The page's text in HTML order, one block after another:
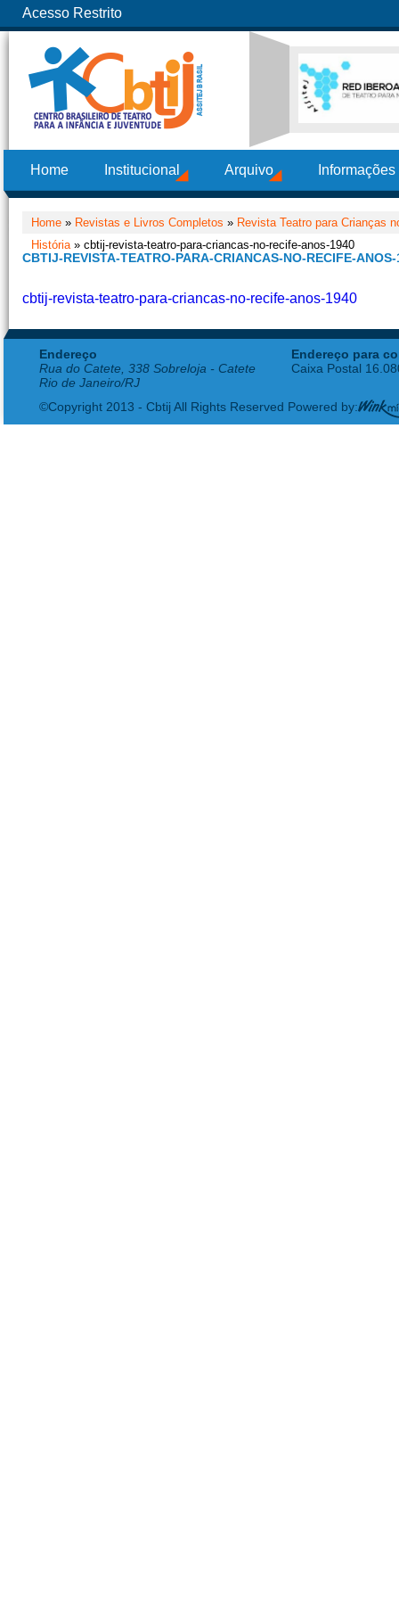
Acesso Restrito
Home Institucional Arquivo
Home » Revistas e Livros Completos » Revista Teatro para Crianças
História» cbtij-revista-teatro-para-criancas-no-recife-anos-1940
CBTIJ-REVISTA-TEATRO-PARA-CRIANCAS-NO-RECIFE-
cbtij-revista-teatro-para-criancas-no-recife-anos-1940
Endereço
Rua do Catete, 338 Sobreloja - Catete
Rio de Janeiro/RJ
Endereço para
Caixa Postal
©Copyright 2013 - Cbtij All Rights Reserved Powered by: